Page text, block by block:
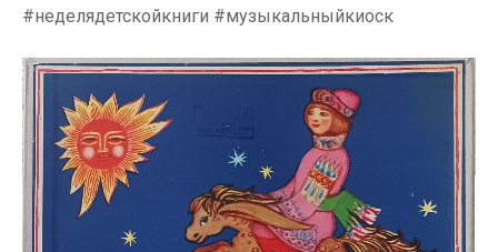
#неделядетскойкниги #музыкальныйкиоск